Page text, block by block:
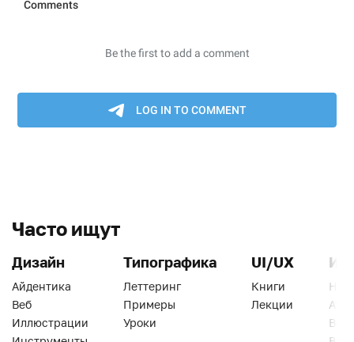
Часто ищут
Дизайн
Айдентика
Веб
Иллюстрации
Типографика
Леттеринг
Примеры
Уроки
UI/UX
Книги
Лекции
Веб